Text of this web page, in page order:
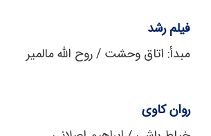
فیلم رشد
مبدأ: اتاق وحشت / روح ‌الله مالمیر
روان کاوی